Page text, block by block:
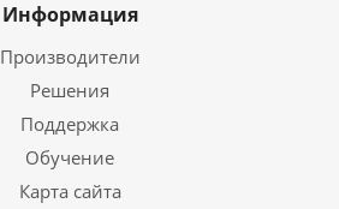
Информация
Производители
Решения
Поддержка
Обучение
Карта сайта